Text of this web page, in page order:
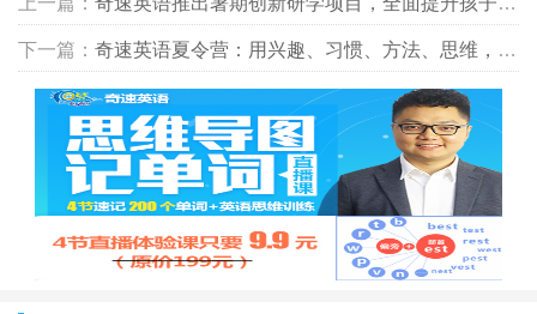
下一篇： 奇速英语夏令营：用兴趣、习惯、方法、思维，开启英语学习新大门